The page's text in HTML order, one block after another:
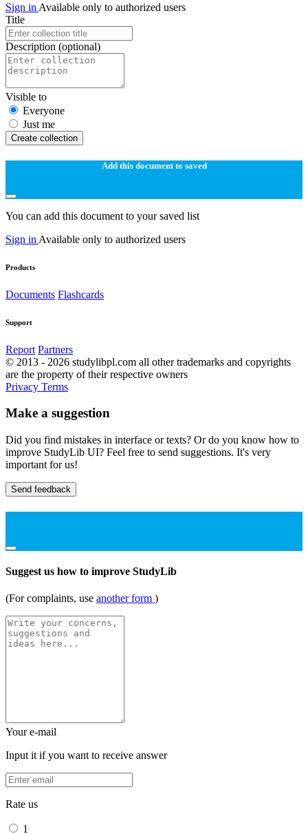
Sign in Available only to authorized users
Title
Description (optional)
Visible to
Everyone
Just me
Create collection
Add this document to saved
You can add this document to your saved list
Sign in Available only to authorized users
Products
Documents Flashcards
Support
Report Partners
© 2013 - 2026 studylibpl.com all other trademarks and copyrights
are the property of their respective owners
Privacy Terms
Make a suggestion
Did you find mistakes in interface or texts? Or do you know how to
improve StudyLib UI? Feel free to send suggestions. It's very
important for us!
Send feedback
Suggest us how to improve StudyLib
(For complaints, use another form )
Your e-mail
Input it if you want to receive answer
Rate us
1